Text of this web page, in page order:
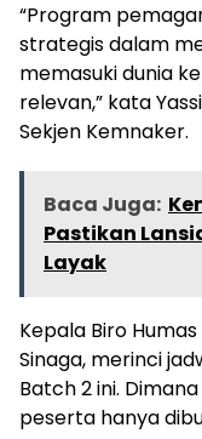
“Program
strategis dalam
memasuki dunia
relevan,” kata
Sekjen Kemnaker.
Baca Juga:
Pastikan
Layak
Kepala Biro
Sinaga, merinci
Batch 2 ini.
peserta hanya